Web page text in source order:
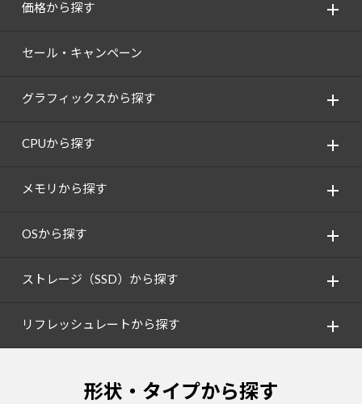
価格から探す
セール・キャンペーン
グラフィックスから探す
CPUから探す
メモリから探す
OSから探す
ストレージ（SSD）から探す
リフレッシュレートから探す
形状・タイプから探す